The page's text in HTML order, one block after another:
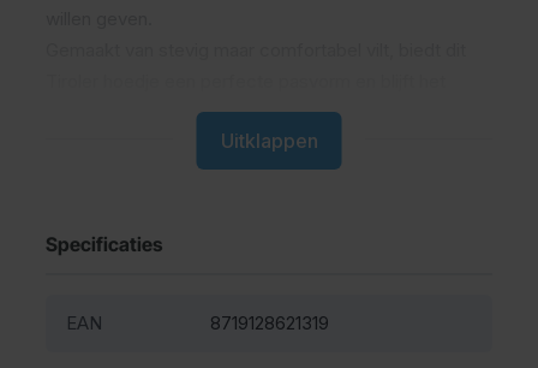
goed zitten, zelfs tijdens een avond vol muziek, dans
Combineer het Jagershoedje Tirol roze met een
blousevoor een unieke look. Of je nu naar München
Uitklappen
Specificaties
EAN 8719128621319